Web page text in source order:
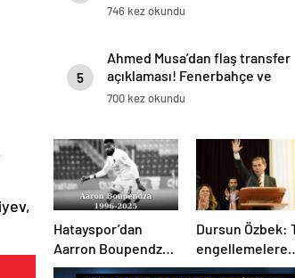
746 kez okundu
5
Ahmed Musa’dan flaş transfer
açıklaması! Fenerbahçe ve
Galatasaray…
700 kez okundu
Hatayspor’dan
Aarron Boupendza
paylaşımı
Dursun Özbek:
engellemelere
rağmen